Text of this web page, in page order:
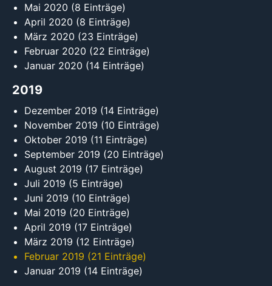
Mai 2020 (8 Einträge)
April 2020 (8 Einträge)
März 2020 (23 Einträge)
Februar 2020 (22 Einträge)
Januar 2020 (14 Einträge)
2019
Dezember 2019 (14 Einträge)
November 2019 (10 Einträge)
Oktober 2019 (11 Einträge)
September 2019 (20 Einträge)
August 2019 (17 Einträge)
Juli 2019 (5 Einträge)
Juni 2019 (10 Einträge)
Mai 2019 (20 Einträge)
April 2019 (17 Einträge)
März 2019 (12 Einträge)
Februar 2019 (21 Einträge)
Januar 2019 (14 Einträge)